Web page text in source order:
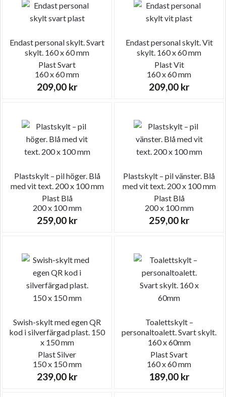
Endast personal skylt. Svart
skylt. 160 x 60 mm
PlastSvart
160 x 60 mm
209,00 kr
Endast personal skylt. Vit
skylt. 160 x 60 mm
PlastVit
160 x 60 mm
209,00 kr
Plastskylt – pil höger. Blå
med vit text. 200 x 100 mm
Plast Blå
200 x 100 mm
259,00 kr
Plastskylt – pil vänster. Blå
med vit text. 200 x 100 mm
Plast Blå
200 x 100 mm
259,00 kr
Swish-skylt med egen QR
kod i silverfärgad plast. 150
x 150 mm
PlastSilver
150 x 150 mm
239,00 kr
Toalettskylt –
personaltoalett. Svart skylt.
160 x 60mm
PlastSvart
160 x 60 mm
189,00 kr